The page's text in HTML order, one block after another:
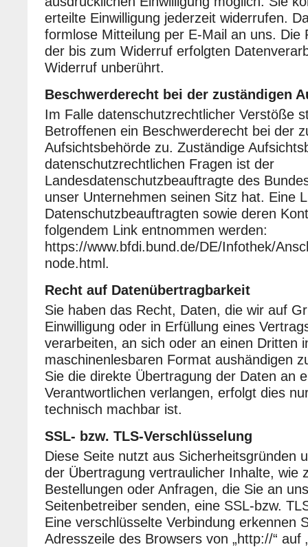
erteilte Einwilligung jederzeit widerrufen.
formlose Mitteilung per E-Mail an uns. Die
der bis zum Widerruf erfolgten
Widerruf unberührt.
Beschwerderecht bei der zuständigen
Im Falle datenschutzrechtlicher Verstöße
Betroffenen ein Beschwerderecht bei der
Aufsichtsbehörde zu. Zuständige
datenschutzrechtlichen Fragen ist der
Landesdatenschutzbeauftragte des
unser Unternehmen seinen Sitz hat. Eine
Datenschutzbeauftragten sowie deren
folgendem Link entnommen werden:
https://www.bfdi.bund.de/DE/Infothek/
node.html.
Recht auf Datenübertragbarkeit
Sie haben das Recht, Daten, die wir auf
Einwilligung oder in Erfüllung eines
verarbeiten, an sich oder an einen Dritten
maschinenlesbaren Format aushändigen
Sie die direkte Übertragung der Daten an
Verantwortlichen verlangen, erfolgt dies
technisch machbar ist.
SSL- bzw. TLS-Verschlüsselung
Diese Seite nutzt aus Sicherheitsgründen
der Übertragung vertraulicher Inhalte, wie
Bestellungen oder Anfragen, die Sie an
Seitenbetreiber senden, eine SSL-bzw.
Eine verschlüsselte Verbindung erkennen
Adresszeile des Browsers von „http://“ auf